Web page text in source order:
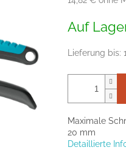
Auf
Lieferung bis:
Maximale
20 mm
Detaillierte